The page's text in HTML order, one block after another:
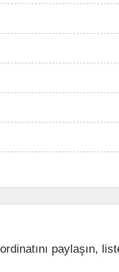
paylaşın,